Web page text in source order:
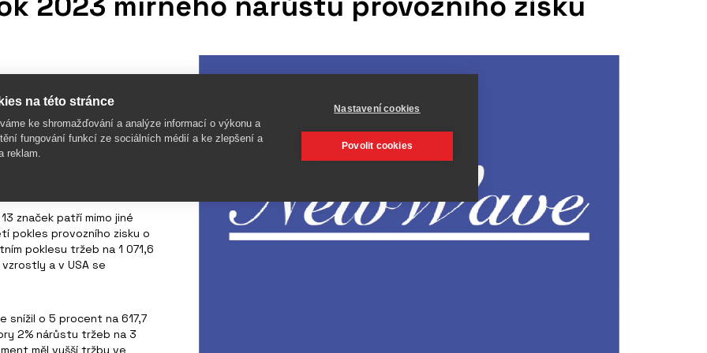
ve třech
o 5 % na 1 577,2 milionu
o 2 % na 3 874,6
klesl provozní zisk o 5
značek patří mimo jiné
pokles provozního zisku o
poklesu tržeb na 1 071,6
vzrostly a v USA se
snížil o 5 procent na 617,7
2% nárůstu tržeb na 3
měl vyšší tržby ve
na této stránce
ke shromažďování a analýze informací o výkonu a
fungování funkcí ze sociálních médií a ke zlepšení a
reklam.
Nastavení cookies
Povolit cookies